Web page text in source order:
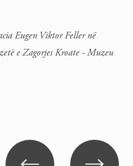
Eugen Viktor Feller në
e Zagorjes Kroate - Muzeu